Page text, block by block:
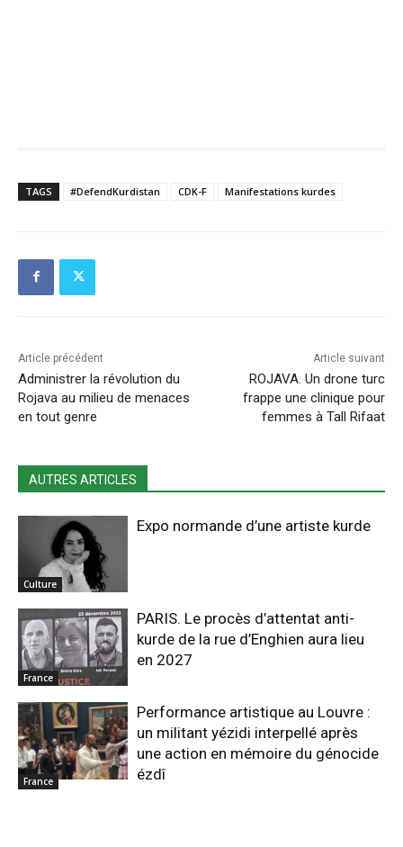
TAGS #DefendKurdistan CDK-F Manifestations kurdes
Article précédent
Administrer la révolution du
Rojava au milieu de menaces
en tout genre
Article suivant
ROJAVA. Un drone turc
frappe une clinique pour
femmes à Tall Rifaat
AUTRES ARTICLES
Culture
Expo normande d’une artiste kurde
France
PARIS. Le procès d’attentat anti-
kurde de la rue d’Enghien aura lieu
en 2027
France
Performance artistique au Louvre :
un militant yézidi interpellé après
une action en mémoire du génocide
ézdî